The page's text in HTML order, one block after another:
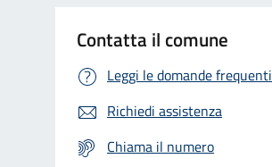
Contatta il comune
Leggi le domande frequenti
Richiedi assistenza
Chiama il numero